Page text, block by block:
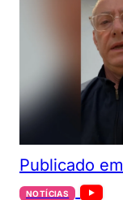
Publicado em
NOTÍCIAS